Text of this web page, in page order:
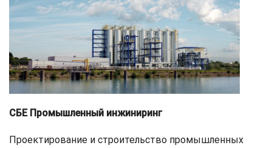
СБЕ Промышленный инжиниринг
Проектирование и строительство промышленных